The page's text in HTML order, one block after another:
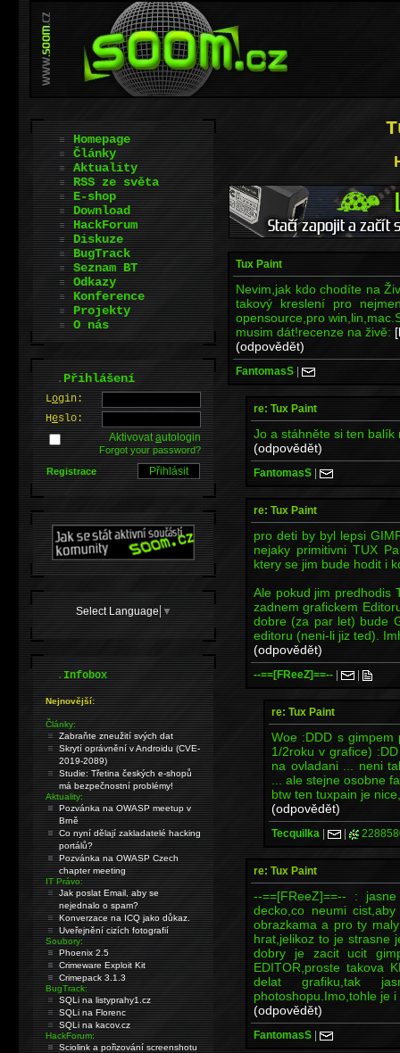
Tux Paint
Nevim,jak kdo chodíte na
takový kreslení pro
opensource,pro
musim dát!recenze na živě:
(odpovědět)
FantomasS |
re: Tux Paint
Jo a stáhněte si ten
(odpovědět)
FantomasS |
re: Tux Paint
pro deti by byl lepsi
nejaky primitivni TUX
ktery se jim bude hodit i
Ale pokud jim predhodis
zadnem grafickem
dobre (za par let) bude
editoru (neni-li jiz ted).
(odpovědět)
--==[FReeZ]==-- | |
re: Tux Paint
Woe :DDD s
1/2roku v grafice)
na ovladani ... neni
... ale stejne osobne
btw ten tuxpain je
(odpovědět)
Tecquilka | |
re: Tux Paint
--==[FReeZ]==-- :
decko,co neumi
obrazkama a pro ty
hrat,jelikoz to je strasne
dobry je zacit ucit
EDITOR,proste takova
delat grafiku,tak
photoshopu.Imo,tohle je
(odpovědět)
FantomasS |
Homepage
Články
Aktuality
RSS ze světa
E-shop
Download
HackForum
Diskuze
BugTrack
Seznam BT
Odkazy
Konference
Projekty
O nás
.Přihlášení
Login:
Heslo:
Aktivovatautologin
Forgot your password?
Registrace
Select Language ▼
.Infobox
Nejnovější:
Články:
Zabraňte zneužití svých dat
Skrytí oprávnění v Androidu (CVE-
2019-2089)
Studie: Třetina českých e-shopů
má bezpečnostní problémy!
Aktuality:
Pozvánka na OWASP meetup v
Brně
Co nyní dělají zakladatelé hacking
portálů?
Pozvánka na OWASP Czech
chapter meeting
IT Právo:
Jak poslat Email, aby se
nejednalo o spam?
Konverzace na ICQ jako důkaz.
Uveřejnění cizích fotografií
Soubory:
Phoenix 2.5
Crimeware Exploit Kit
Crimepack 3.1.3
BugTrack:
SQLi na listyprahy1.cz
SQLi na Florenc
SQLi na kacov.cz
HackForum:
Sciolink a pořizování screenshotu